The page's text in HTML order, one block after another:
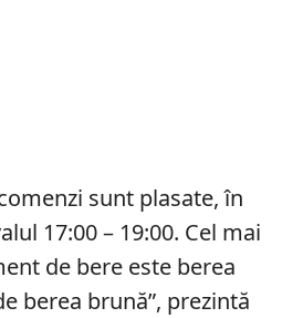
sunt plasate, în
17:00 – 19:00. Cel mai
de bere este berea
berea brună”, prezintă